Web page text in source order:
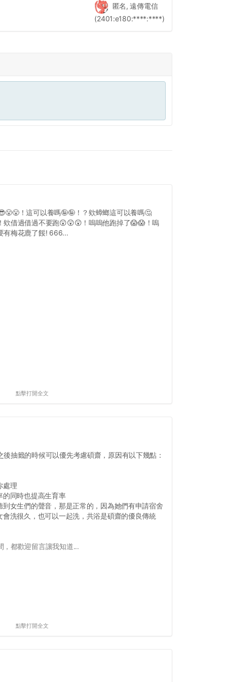
匿名, 遠傳電信
(2401:e180:****:****)
！這可以養嗎🤪🤪！？欸蟑螂這可以養嗎🤔
欸借過借過不要跑😲😲😲！嗚嗚他跑掉了😱😱！嗚
有梅花鹿了餒! 666...
點擊打開全文
抽籤的時候可以優先考慮碩齋，原因有以下幾點：
處理
的同時也提高生育率
女生們的聲音，那是正常的，因為她們有申請宿舍
洗很久，也可以一起洗，共浴是碩齋的優良傳統
，都歡迎留言讓我知道...
點擊打開全文